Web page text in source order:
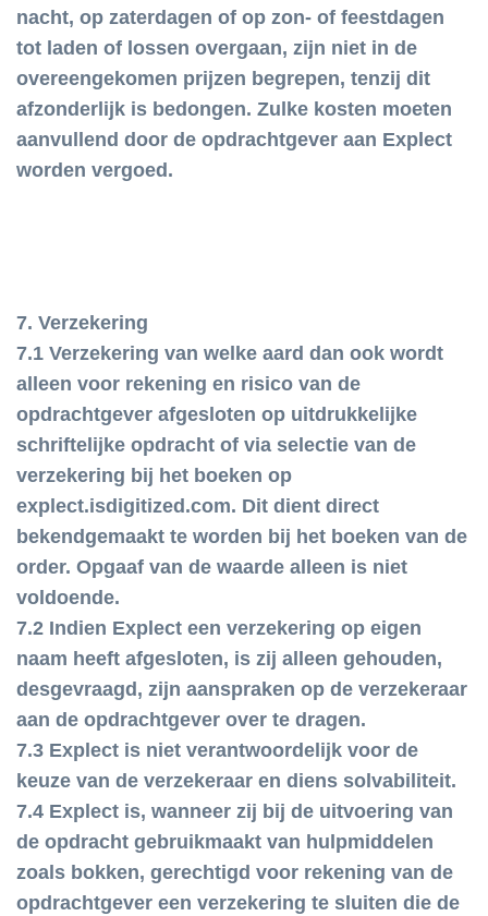
nacht, op zaterdagen of op zon- of feestdagen
tot laden of lossen overgaan, zijn niet in de
overeengekomen prijzen begrepen, tenzij dit
afzonderlijk is bedongen. Zulke kosten moeten
aanvullend door de opdrachtgever aan Explect
worden vergoed.
7. Verzekering
7.1 Verzekering van welke aard dan ook wordt
alleen voor rekening en risico van de
opdrachtgever afgesloten op uitdrukkelijke
schriftelijke opdracht of via selectie van de
verzekering bij het boeken op
explect.isdigitized.com. Dit dient direct
bekendgemaakt te worden bij het boeken van de
order. Opgaaf van de waarde alleen is niet
voldoende.
7.2 Indien Explect een verzekering op eigen
naam heeft afgesloten, is zij alleen gehouden,
desgevraagd, zijn aanspraken op de verzekeraar
aan de opdrachtgever over te dragen.
7.3 Explect is niet verantwoordelijk voor de
keuze van de verzekeraar en diens solvabiliteit.
7.4 Explect is, wanneer zij bij de uitvoering van
de opdracht gebruikmaakt van hulpmiddelen
zoals bokken, gerechtigd voor rekening van de
opdrachtgever een verzekering te sluiten die de